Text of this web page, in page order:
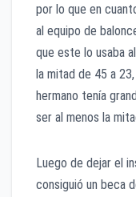
por lo que en
al equipo de
que este lo usaba
la mitad de 45 a
hermano tenía
ser al menos la
Luego de dejar el
consiguió un beca